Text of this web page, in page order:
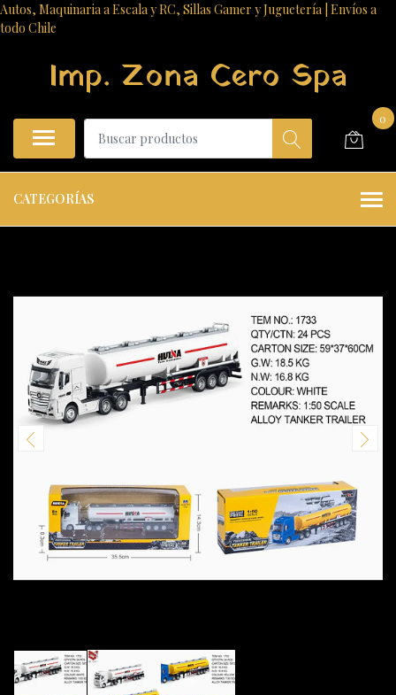
Autos, Maquinaria a Escala y RC, Sillas Gamer y Juguetería | Envíos a
todo Chile
Imp. Zona Cero Spa
0
CATEGORÍAS